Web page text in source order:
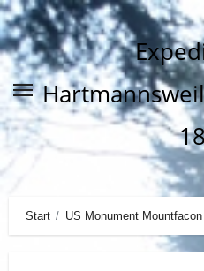
Zum
Inhalt
springen
Start US Monument Mountfacon